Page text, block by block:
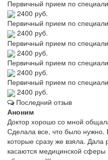
Первичный прием по
2400 руб.
Первичный прием по
2400 руб.
Первичный прием по
2400 руб.
Первичный прием по
2400 руб.
Первичный прием по
2400 руб.
Последний отзыв
Аноним
Доктор хорошо со мной
Сделала все, что было
которые сразу же взяла.
касаются медицинской сферы